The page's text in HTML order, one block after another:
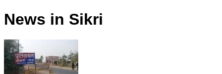
News in Sikri